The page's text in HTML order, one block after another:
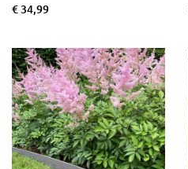
€ 34,99